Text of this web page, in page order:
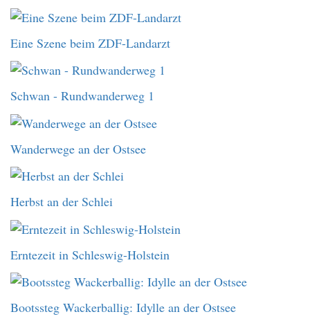
Eine Szene beim ZDF-Landarzt
Schwan - Rundwanderweg 1
Wanderwege an der Ostsee
Herbst an der Schlei
Erntezeit in Schleswig-Holstein
Bootssteg Wackerballig: Idylle an der Ostsee